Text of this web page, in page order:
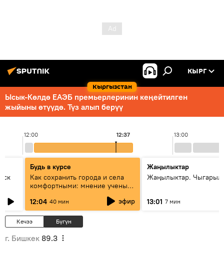
Кыргызстан
КЫРГ
Ысык-Көлдө ЕАЭБ премьерлеринин кеңейтилген
жыйыны өтүүдө. Түз алып берүү
12:00 13:00
12:37
Будь в курсе
Как сохранить города и села
комфортными: мнение ученых
12:04 40 мин эфир
Жаңылыктар
Жаңылыктар.
13:01 7 мин
Кечээ Бүгүн
г. Бишкек 89.3